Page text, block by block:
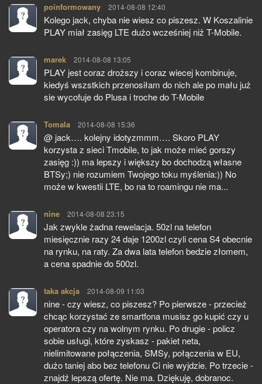
poinformowany pisze:
2014-08-08 12:40
Kolego jack, chyba nie wiesz co piszesz. W Koszalinie
PLAY miał zasięg LTE dużo wcześniej niż T-Mobile.
marek pisze:
2014-08-08 13:05
PLAY jest coraz droższy i coraz wiecej kombinuje,
kiedyś wszstkich przenosiłam do nich ale po mału już
sie wycofuje do Plusa i troche do T-Mobile
Tomala pisze:
2014-08-08 15:36
@ jack…. kolejny idotyzmmm…. Skoro PLAY
korzysta z sieci Tmobile, to jak może mieć gorszy
zasięg :)) ma lepszy i większy bo dochodzą własne
BTSy;) nie rozumiem Twojego toku myślenia:)) No
może w kwestii LTE, bo na to roamingu nie ma...
nine pisze:
2014-08-08 23:15
Jak zwykle żadna rewelacja. 50zl na telefon
miesięcznie razy 24 daje 1200zl czyli cena S4 obecnie
na rynku, na raty. Za dwa lata telefon bedzie złomem,
a cena spadnie do 500zl.
taka akcja pisze:
2014-08-09 11:03
nine - czy wiesz, co piszesz? Po pierwsze - przecież
chcąc korzystać ze smartfona musisz go kupić czy u
operatora czy na wolnym rynku. Po drugie - policz
sobie usługi, które zyskasz - pakiet neta,
nielimitowane połączenia, SMSy, połączenia w EU,
dużo taniej abo bez telefonu Ci nie wyjdzie. Po trzecie -
znajdź lepszą ofertę. Nie ma. Dziękuję, dobranoc.